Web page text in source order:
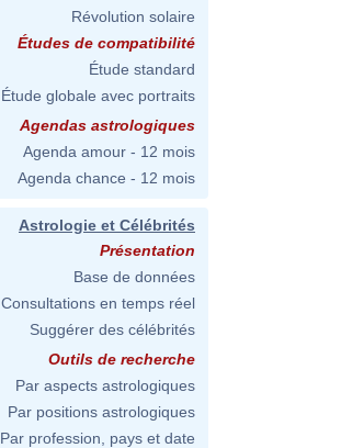
Révolution solaire
Études de compatibilité
Étude standard
Étude globale avec portraits
Agendas astrologiques
Agenda amour - 12 mois
Agenda chance - 12 mois
Astrologie et Célébrités
Présentation
Base de données
Consultations en temps réel
Suggérer des célébrités
Outils de recherche
Par aspects astrologiques
Par positions astrologiques
Par profession, pays et date